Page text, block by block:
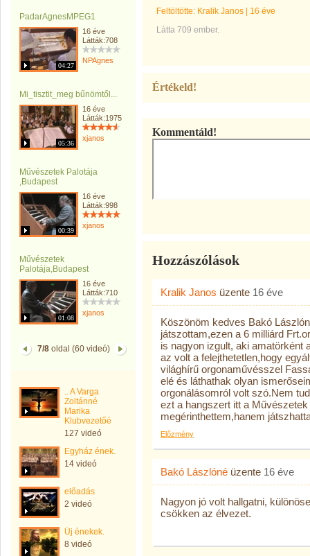
PadarAgnesMPEG1
04:27
16 éve
Látták:708
NPAgnes
Mi_tisztit_meg bűnömtől...
05:36
16 éve
Látták:1975
xjanos
Művészetek Palotája
,Budapest
00:39
16 éve
Látták:998
xjanos
Művészetek
Palotája,Budapest
01:08
16 éve
Látták:710
xjanos
7/8oldal (60 videó)
.. A Varga
Zoltánné
Marika
Klubvezetőé
127 videó
Egyház ének.
14 videó
előadás
2 videó
Új énekek.
8 videó
Feltöltötte: Kralik Janos
16 éve
Látta 709 ember.
Értékeld!
Kommentáld!
Hozzászólások
Kralik Janos üzente 16 éve
Köszönöm kedves Bakó
játszottam,ezen a 6 milliárd
is nagyon izgult, aki amatörként
az volt a felejthetetlen,hogy
világhírű orgonaművésszel
elé és láthathak olyan
orgonálásomról volt szó.Nem
ezt a hangszert itt a
megérinthettem,hanem
Előzmény
Bakó Lászlóné üzente 16 éve
Nagyon jó volt hallgatni,
csökken az élvezet.